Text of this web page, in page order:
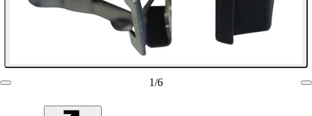
1/6